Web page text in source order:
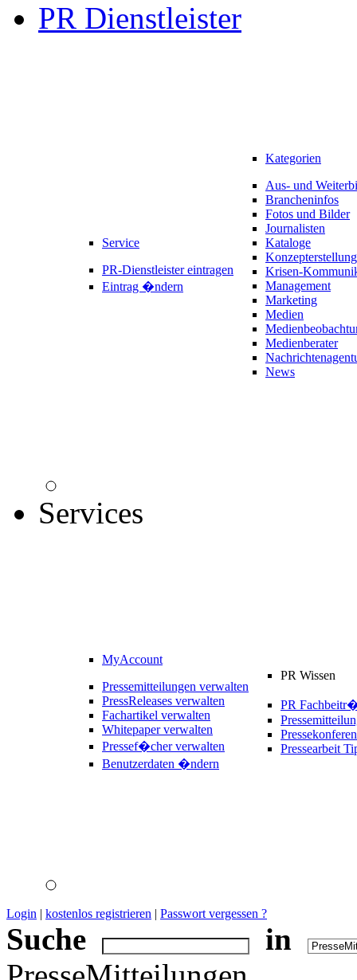
PR Dienstleister
Service
PR-Dienstleister eintragen
Eintrag �ndern
Kategorien
Aus- und
Brancheninfos
Fotos und Bilder
Journalisten
Kataloge
Konzepterstellung
Krisen-
Management
Marketing
Medien
Medienberater
News
Services
MyAccount
Pressemitteilungen verwalten
PressReleases verwalten
Fachartikel verwalten
Whitepaper verwalten
Pressef�cher verwalten
Benutzerdaten �ndern
PR Wissen
PR
Pressearbeit
Login | kostenlos registrieren | Passwort vergessen ?
Suche
in